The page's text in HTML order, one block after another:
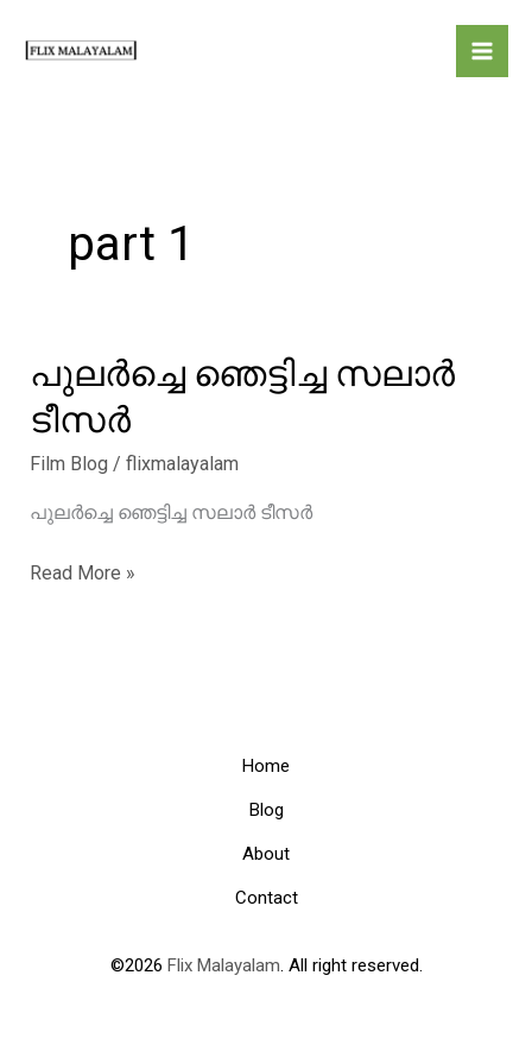
part 1
പുലർച്ചെ ഞെട്ടിച്ച സലാർ
ടീസർ
Film Blog / flixmalayalam
പുലർച്ചെ ഞെട്ടിച്ച സലാർ ടീസർ
പുലർച്ചെ
Read More »
Home
Blog
About
Contact
©2026 Flix Malayalam. All right reserved.